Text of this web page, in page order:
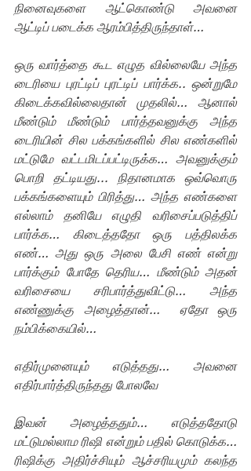
நினைவுகளை ஆட்கொண்டு அவனை
ஆட்டிப் படைக்க ஆரம்பித்திருந்தாள்…
ஒரு வார்த்தை கூட எழுத வில்லையே அந்த
டைரியை புரட்டிப் புரட்டிப் பார்க்க.. ஒன்றுமே
கிடைக்கவில்லைதான் முதலில்… ஆனால்
மீண்டும் மீண்டும் பார்த்தவனுக்கு அந்த
டைரியின் சில பக்கங்களில் சில எண்களில்
மட்டுமே வட்டமிடப்பட்டிருக்க… அவனுக்கும்
பொறி தட்டியது... நிதானமாக ஒவ்வொரு
பக்கங்களையும் பிரித்து… அந்த எண்களை
எல்லாம் தனியே எழுதி வரிசைப்படுத்திப்
பார்க்க… கிடைத்ததோ ஒரு பத்திலக்க
எண்… அது ஒரு அலை பேசி எண் என்று
பார்க்கும் போதே தெரிய… மீண்டும் அதன்
வரிசையை சரிபார்த்துவிட்டு… அந்த
எண்ணுக்கு அழைத்தான்…  ஏதோ ஒரு
நம்பிக்கையில்…
எதிர்முனையும் எடுத்தது… அவனை
எதிர்பார்த்திருந்தது போலவே
இவன் அழைத்ததும்… எடுத்ததோடு
மட்டுமல்லாம ரிஷி என்றும் பதில் கொடுக்க…
ரிஷிக்கு அதிர்ச்சியும் ஆச்சரியமும் கலந்த